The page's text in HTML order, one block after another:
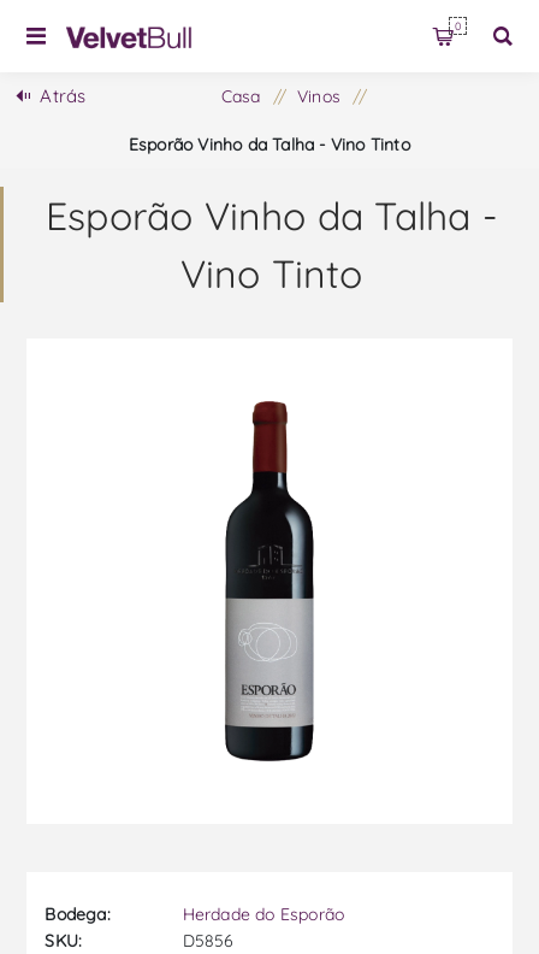
0
Atrás Casa / Vinos /
Esporão Vinho da Talha - Vino Tinto
Esporão Vinho da Talha -
Vino Tinto
Bodega:
Herdade do Esporão
SKU:
D5856